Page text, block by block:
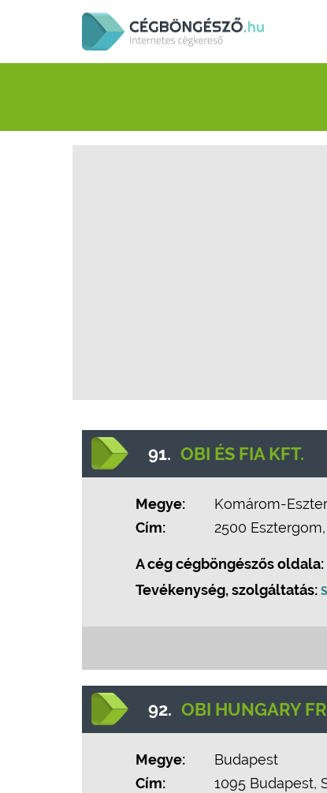
91. OBI ÉS FIA KFT.
Megye:
Komárom-
Cím:
2500
A cég cégböngészős oldala:
Tevékenység, szolgáltatás:
92. OBI HUNGARY
Megye:
Budapest
Cím:
1095 Budapest,